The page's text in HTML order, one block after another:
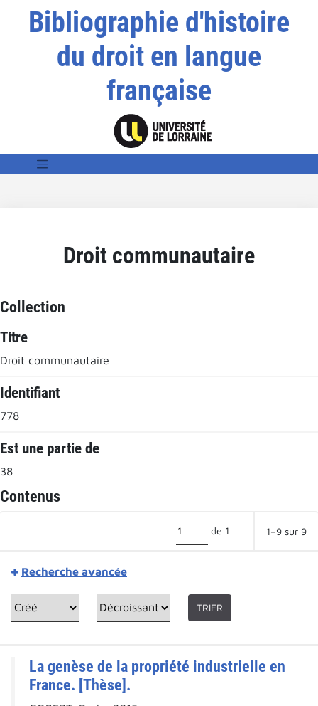
Bibliographie d'histoire
du droit en langue
française
Droit communautaire
Collection
Titre
Droit communautaire
Identifiant
778
Est une partie de
38
Contenus
de 1 1–9 sur 9
Recherche avancée
TRIER
La genèse de la propriété industrielle en
France. [Thèse].